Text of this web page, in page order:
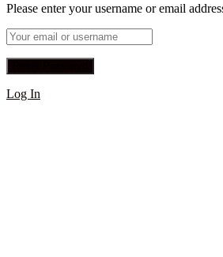
Please enter your username or email
Log In